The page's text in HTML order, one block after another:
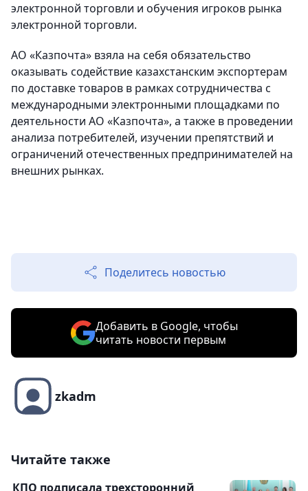
электронной торговли и обучения игроков рынка
электронной торговли.
АО «Казпочта» взяла на себя обязательство
оказывать содействие казахстанским экспортерам
по доставке товаров в рамках сотрудничества с
международными электронными площадками по
деятельности АО «Казпочта», а также в проведении
анализа потребителей, изучении препятствий и
ограничений отечественных предпринимателей на
внешних рынках.
Поделитесь новостью
Добавить в Google, чтобы
читать новости первым
zkadm
Читайте также
КПО подписала трехсторонний